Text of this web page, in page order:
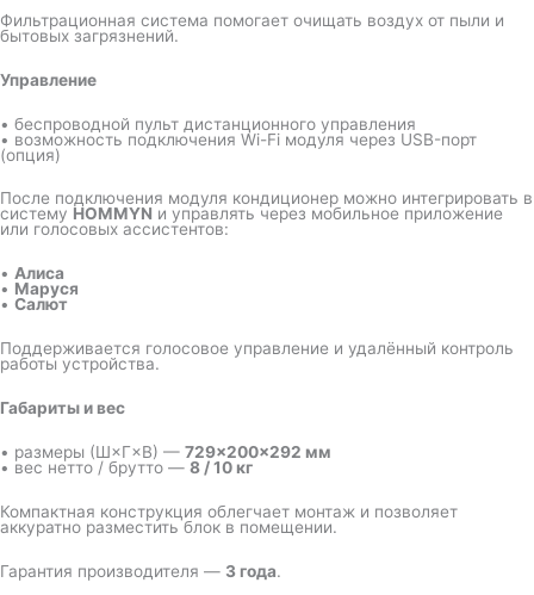
Фильтрационная система помогает очищать воздух от пыли и
бытовых загрязнений.
Управление
• беспроводной пульт дистанционного управления
• возможность подключения Wi-Fi модуля через USB-порт
(опция)
После подключения модуля кондиционер можно интегрировать в
систему HOMMYN и управлять через мобильное приложение
или голосовых ассистентов:
• Алиса
• Маруся
• Салют
Поддерживается голосовое управление и удалённый контроль
работы устройства.
Габариты и вес
• размеры (Ш×Г×В) — 729×200×292 мм
• вес нетто / брутто — 8 / 10 кг
Компактная конструкция облегчает монтаж и позволяет
аккуратно разместить блок в помещении.
Гарантия производителя — 3 года.